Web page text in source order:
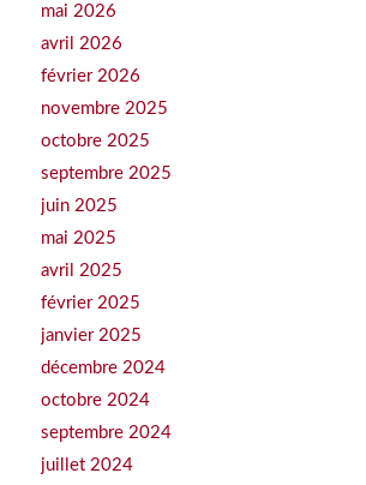
mai 2026
avril 2026
février 2026
novembre 2025
octobre 2025
septembre 2025
juin 2025
mai 2025
avril 2025
février 2025
janvier 2025
décembre 2024
octobre 2024
septembre 2024
juillet 2024